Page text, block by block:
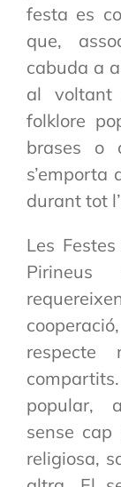
festa es
que,
cabuda a
al
folklore
brases o
s’emporta
durant tot
Les
Pirineus
respecte
popular,
sense
religiosa,